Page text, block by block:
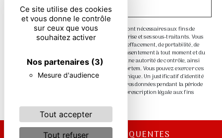
Ce site utilise des cookies
et vous donne le contrôle
sur ceux que vous
souhaitez activer
Nos partenaires (3)
Mesure d'audience
Tout accepter
Tout refuser
ENVOYER
** Les données personnelles communiquées sont nécessaires aux fins de
vous contacter. Elles sont destinées à l'entreprise et ses sous-traitants. Vous
disposez de droits d’accès, de rectification, d’effacement, de portabilité, de
limitation, d’opposition, de retrait de votre consentement à tout moment et du
droit d’introduire une réclamation auprès d’une autorité de contrôle, ainsi
que d’organiser le sort de vos données post-mortem. Vous pouvez exercer ces
droits par voie postale ou par courrier électronique. Un justificatif d'identité
pourra vous être demandé. Nous conservons vos données pendant la période
de prise de contact puis pendant la durée de prescription légale aux fins
RECHERCHES FRÉQUENTES